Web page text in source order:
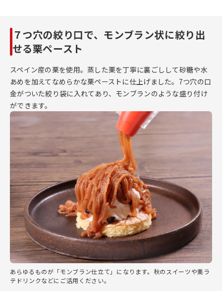
７つ穴の絞り口で、モンブラン状に絞り出
せる栗ペースト
スペイン産の栗を使用。蒸した栗を丁寧に裏ごしして砂糖や水
あめを加えてなめらかな栗ペーストに仕上げました。7つ穴の口
金がついた絞り袋に入れてあり、モンブランのような盛り付け
ができます。
あらゆるものが「モンブラン仕立て」になります。秋のスイーツや栗ラ
テドリンクなどにご活用ください。